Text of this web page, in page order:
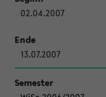
02.04.2007
13.07.2007